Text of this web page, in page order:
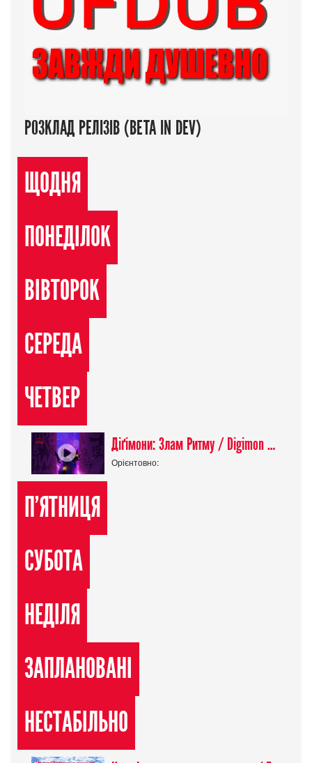
РОЗКЛАД РЕЛІЗІВ (BETA IN DEV)
ЩОДНЯ
ПОНЕДІЛОК
ВІВТОРОК
СЕРЕДА
ЧЕТВЕР
Діґімони: Злам Ритму / Digimon Beatbreak
Орієнтовно:
П'ЯТНИЦЯ
СУБОТА
НЕДІЛЯ
ЗАПЛАНОВАНІ
НЕСТАБІЛЬНО